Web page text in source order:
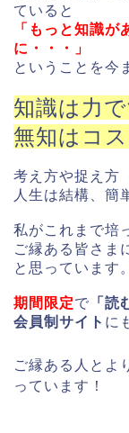
ていると
「もっと知識
に・・・」
ということを今
知識は力で
無知はコ
考え方や捉え方
人生は結構、簡
私がこれまで培
ご縁ある皆さま
と思っています。
期間限定で 「読
会員制サイト に
ご縁ある人とよ
っています！